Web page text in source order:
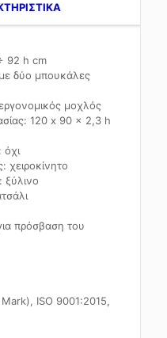
92 h cm
δύο μπουκάλες
μοχλός
120 x 90 x 2,3 h
όχι
χειροκίνητο
ξύλινο
πρόσβαση του
ISO 9001:2015,